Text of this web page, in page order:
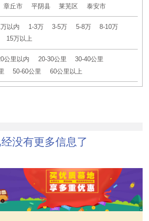
章丘市 平阴县 莱芜区 泰安市
以内 1-3万 3-5万 5-8万
8-10万
15万以上
公里以内 20-30公里
30-40公里
50-60公里 60公里以上
没有更多信息了